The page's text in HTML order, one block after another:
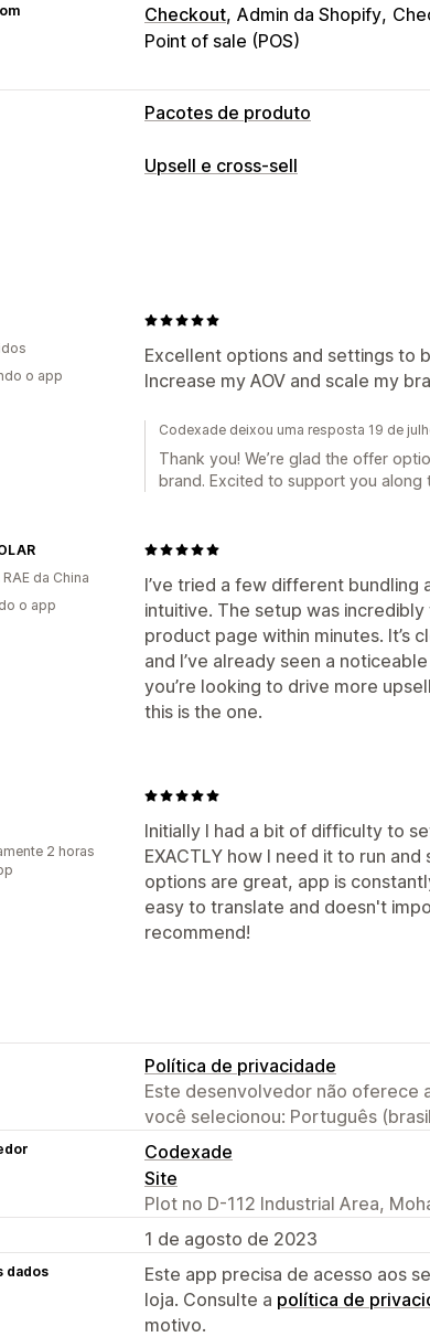
Checkout Admin da Shopify
Point of sale (POS)
Pacotes de produto
Tipos de pacotes
Preços que você pode definir
Preços fixos Preços por nível
Descontos por volume
Descontos de carrinho
Upsell e cross-sell
Ofertas e recomendações
Recomendações de produtos
Descontos por volume
Análises
Taxas de cliques Desempenho
Excellent options and settings to
Increase my AOV and scale my
o app
Codexade deixou uma resposta 19 de
Thank you! We’re glad the offer
brand. Excited to support you along
I’ve tried a few different bundling
intuitive. The setup was
product page within minutes. It’s
and I’ve already seen a
you’re looking to drive more
this is the one.
da China
o app
Initially I had a bit of difficulty to
EXACTLY how I need it to run
options are great, app is
easy to translate and doesn't
recommend!
2 horas
Política de privacidade
Este desenvolvedor não oferece
você selecionou: Português
Codexade
Site
Plot no D-112 Industrial Area,
1 de agosto de 2023
dados
Este app precisa de acesso aos
loja. Consulte a política de
motivo.